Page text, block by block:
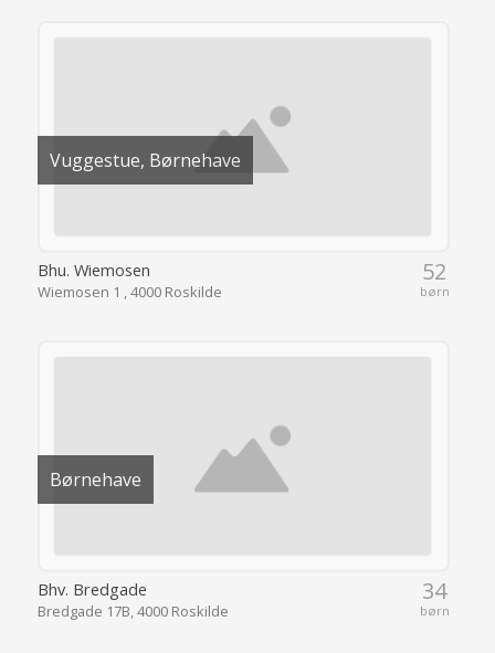
Vuggestue, Børnehave
52
børn
Bhu. Wiemosen
Wiemosen 1 , 4000 Roskilde
Børnehave
34
børn
Bhv. Bredgade
Bredgade 17B, 4000 Roskilde